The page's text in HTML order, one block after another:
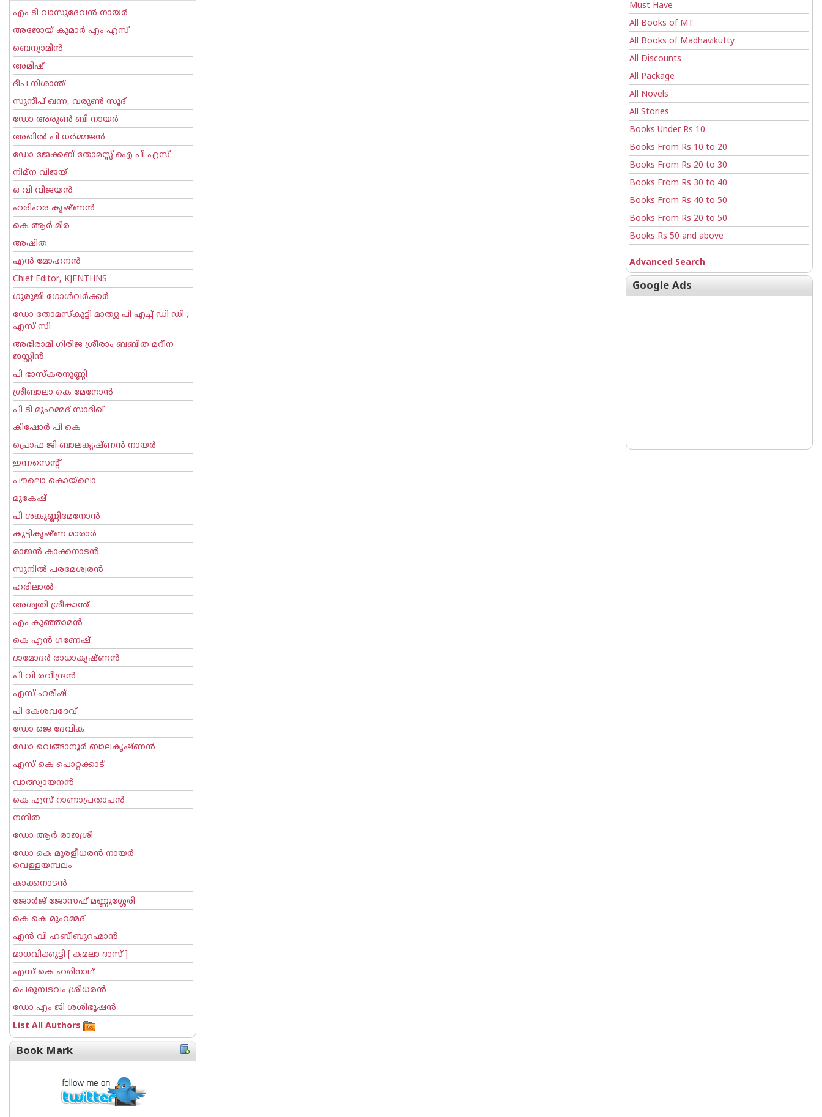
എം ടി വാസുദേവന്‍ നായര്‍
അജോയ് കുമാര്‍ എം എസ്
ബെന്യാമിന്‍
അമിഷ്
ദീപ നിശാന്ത്
സുന്ദീപ് ഖന്ന, വരുൺ സൂദ്
ഡോ അരുണ്‍ ബി നായര്‍
അഖില്‍ പി ധര്‍മ്മജന്‍
ഡോ ജേക്കബ് തോമസ്സ് ഐ പി എസ്
നിമ്ന വിജയ്
ഒ വി വിജയന്‍
ഹരിഹര കൃഷ്ണൻ
കെ ആര്‍ മീര
അഷിത
എന്‍ മോഹനന്‍
Chief Editor, KJENTHNS
ഗുരുജി ഗോള്‍‌വര്‍ക്കര്‍
ഡോ തോമസ്കുട്ടി മാത്യു പി എച്ച് ഡി ഡി ,
എസ് സി
അഭിരാമി ഗിരിജ ശ്രീരാം ബബിത മറീന
ജസ്റ്റിന്‍
പി ഭാസ്കരനുണ്ണി
ശ്രീബാലാ കെ മേനോന്‍
പി ടി മുഹമ്മദ് സാദിഖ്‌
കിഷോർ പി കെ
പ്രൊഫ ജി ബാലകൃഷ്ണന്‍ നായര്‍
ഇന്നസെന്റ്‌
പൗലൊ കൊയ്ലൊ
മുകേഷ്
പി ശങ്കുണ്ണിമേനോന്‍
കുട്ടികൃഷ്ണ മാരാര്‍
രാജന്‍ കാക്കനാടന്‍
സുനില്‍ പരമേശ്വരന്‍
ഹരിലാല്‍
അശ്വതി ശ്രീകാന്ത്
എം കുഞ്ഞാമന്‍
കെ എന്‍ ഗണേഷ്
ദാമോദർ രാധാകൃഷ്ണൻ
പി വി രവീന്ദ്രന്‍
എസ് ഹരീഷ്
പി കേശവദേവ്‌
ഡോ ജെ ദേവിക
ഡോ വെങ്ങാനൂര്‍ ബാലകൃഷ്ണന്‍
എസ്‌ കെ പൊറ്റക്കാട്‌
വാത്സ്യായനന്‍
കെ എസ് റാണാപ്രതാപന്‍
നന്ദിത
ഡോ ആര്‍ രാജശ്രീ
ഡോ കെ മുരളീധരന്‍ നായര്‍
വെള്ളയമ്പലം
കാക്കനാടന്‍
ജോര്‍ജ് ജോസഫ് മണ്ണൂശ്ശേരി
കെ കെ മുഹമ്മദ്
എന്‍ വി ഹബീബുറഹ്മാന്‍
മാധവിക്കുട്ടി [ കമലാ ദാസ് ]
എസ് കെ ഹരിനാഥ്
പെരുമ്പടവം ശ്രീധര‌ന്‍
ഡോ എം ജി ശശിഭൂഷന്‍
List All Authors
Book Mark
Must Have
All Books of MT
All Books of Madhavikutty
All Discounts
All Package
All Novels
All Stories
Books Under Rs 10
Books From Rs 10 to 20
Books From Rs 20 to 30
Books From Rs 30 to 40
Books From Rs 40 to 50
Books From Rs 20 to 50
Books Rs 50 and above
Advanced Search
Google Ads